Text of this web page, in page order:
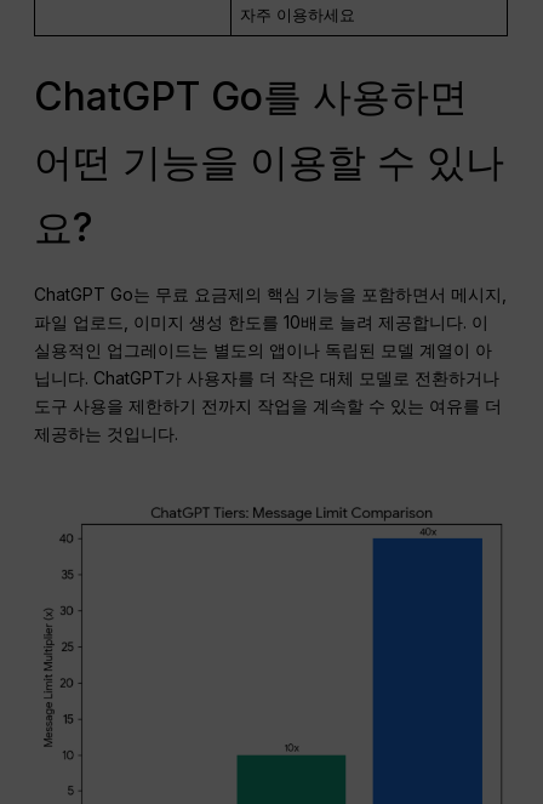
자주 이용하세요
ChatGPT Go를 사용하면
어떤 기능을 이용할 수 있나
요?
ChatGPT Go는 무료 요금제의 핵심 기능을 포함하면서 메시지,
파일 업로드, 이미지 생성 한도를 10배로 늘려 제공합니다. 이
실용적인 업그레이드는 별도의 앱이나 독립된 모델 계열이 아
닙니다. ChatGPT가 사용자를 더 작은 대체 모델로 전환하거나
도구 사용을 제한하기 전까지 작업을 계속할 수 있는 여유를 더
제공하는 것입니다.